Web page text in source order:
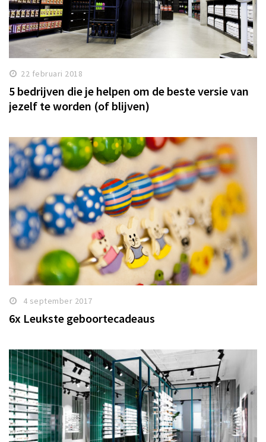
22 februari 2018
5 bedrijven die je helpen om de beste versie van
jezelf te worden (of blijven)
4 september 2017
6x Leukste geboortecadeaus